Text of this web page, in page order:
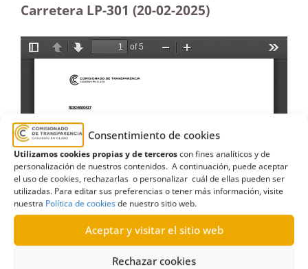
Consentimiento de cookies
Utilizamos cookies propias y de terceroscon fines analíticos y de
personalización de nuestros contenidos. A continuación, puede aceptar
el uso de cookies, rechazarlas o personalizar cuál de ellas pueden ser
utilizadas. Para editar sus preferencias o tener más información, visite
nuestra Política de cookiesde nuestro sitio web.
Aceptar y visitar el sitio web
Rechazar cookies
Carretera LP-301 (20-02-2025)